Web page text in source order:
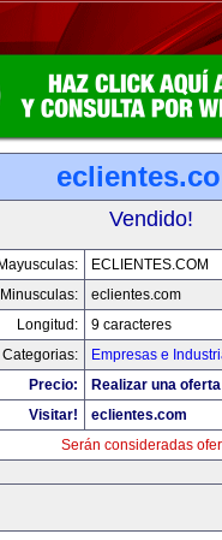
Vendido!
Mayusculas:
ECLIENTES.COM
Minusculas:
eclientes.com
Longitud:
9 caracteres
Categorias:
Empresas e
Precio:
Realizar una
Visitar!
eclientes.com
Serán consideradas